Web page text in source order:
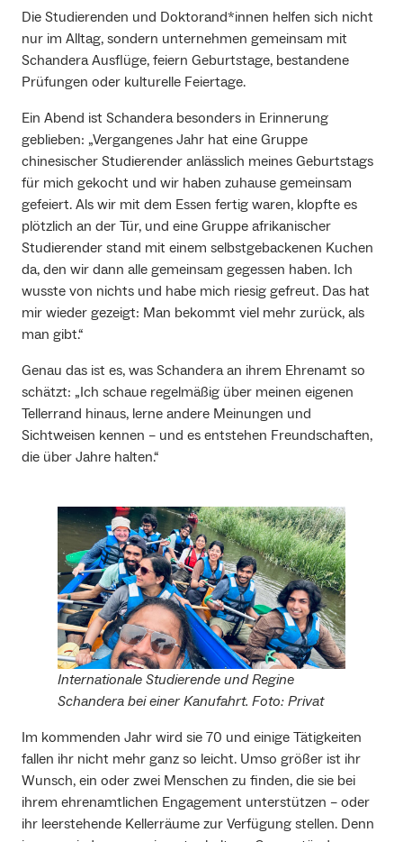
Die Studierenden und Doktorand*innen helfen sich nicht
nur im Alltag, sondern unternehmen gemeinsam mit
Schandera Ausflüge, feiern Geburtstage, bestandene
Prüfungen oder kulturelle Feiertage.
Ein Abend ist Schandera besonders in Erinnerung
geblieben: „Vergangenes Jahr hat eine Gruppe
chinesischer Studierender anlässlich meines Geburtstags
für mich gekocht und wir haben zuhause gemeinsam
gefeiert. Als wir mit dem Essen fertig waren, klopfte es
plötzlich an der Tür, und eine Gruppe afrikanischer
Studierender stand mit einem selbstgebackenen Kuchen
da, den wir dann alle gemeinsam gegessen haben. Ich
wusste von nichts und habe mich riesig gefreut. Das hat
mir wieder gezeigt: Man bekommt viel mehr zurück, als
man gibt.“
Genau das ist es, was Schandera an ihrem Ehrenamt so
schätzt: „Ich schaue regelmäßig über meinen eigenen
Tellerrand hinaus, lerne andere Meinungen und
Sichtweisen kennen – und es entstehen Freundschaften,
die über Jahre halten.“
Internationale Studierende und Regine
Schandera bei einer Kanufahrt. Foto: Privat
Im kommenden Jahr wird sie 70 und einige Tätigkeiten
fallen ihr nicht mehr ganz so leicht. Umso größer ist ihr
Wunsch, ein oder zwei Menschen zu finden, die sie bei
ihrem ehrenamtlichen Engagement unterstützen – oder
ihr leerstehende Kellerräume zur Verfügung stellen. Denn